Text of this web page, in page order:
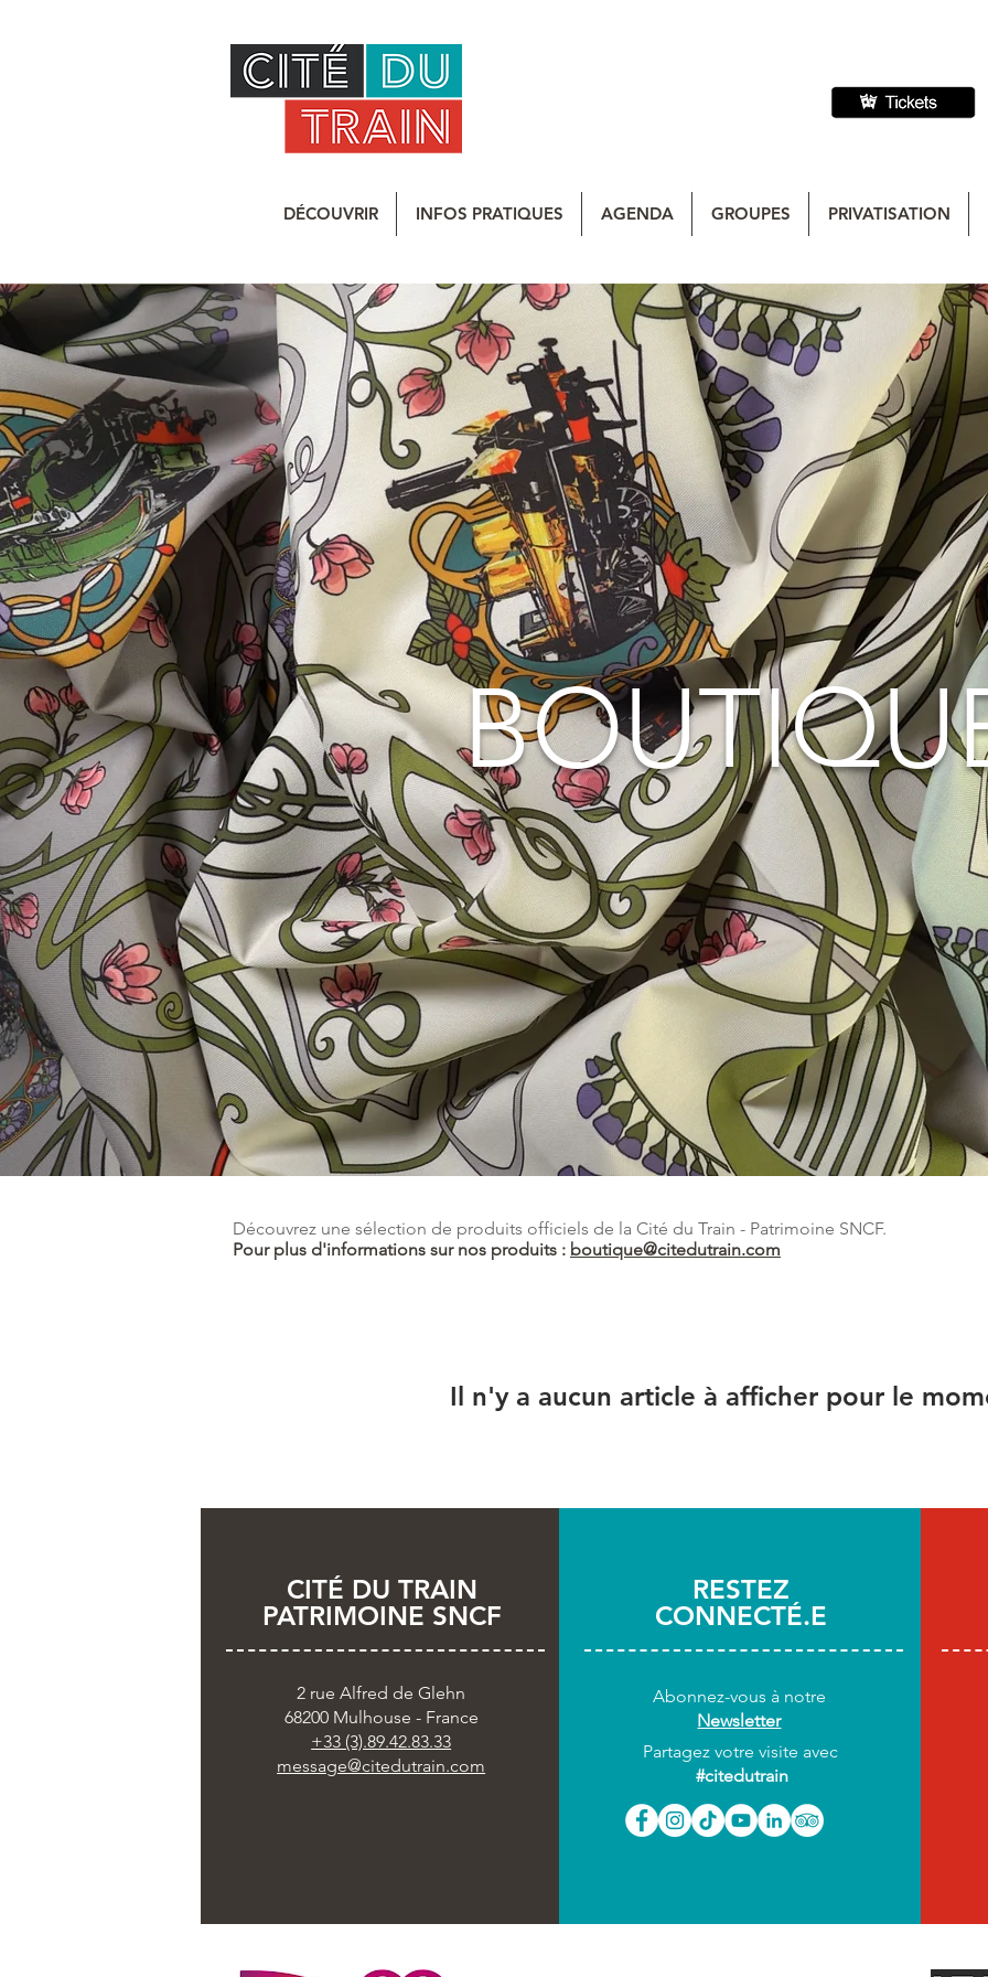
DÉCOUVRIR INFOS PRATIQUES AGENDA GROUPES PRIVATISATION
Découvrez une sélection de produits officiels de la Cité du Train - Patrimoine SNCF.
Pour plus d'informations sur nos produits : boutique@citedutrain.com
Il n'y a aucun article à afficher pour le
CITÉ DU TRAIN
PATRIMOINE SNCF
2 rue Alfred de Glehn
68200 Mulhouse - France
+33 (3).89.42.83.33
message@citedutrain.com
RESTEZ
CONNECTÉ.E
Abonnez-vous à notre
Newsletter
Partagez votre visite avec
#citedutrain